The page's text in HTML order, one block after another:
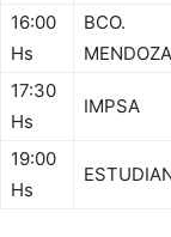
16:00
Hs
BCO.
MENDOZA
17:30
Hs
IMPSA
19:00
Hs